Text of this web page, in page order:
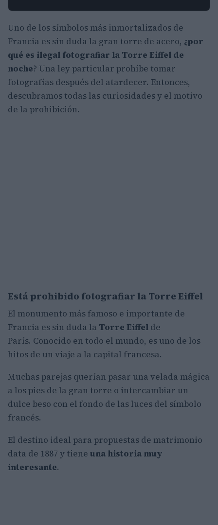
Uno de los símbolos más inmortalizados de
Francia es sin duda la gran torre de acero, ¿por
qué es ilegal fotografiar la Torre Eiffel de
noche? Una ley particular prohíbe tomar
fotografías después del atardecer. Entonces,
descubramos todas las curiosidades y el motivo
de la prohibición.
Está prohibido fotografiar la Torre Eiffel
El monumento más famoso e importante de
Francia es sin duda la Torre Eiffel de
París. Conocido en todo el mundo, es uno de los
hitos de un viaje a la capital francesa.
Muchas parejas querían pasar una velada mágica
a los pies de la gran torre o intercambiar un
dulce beso con el fondo de las luces del símbolo
francés.
El destino ideal para propuestas de matrimonio
data de 1887 y tiene una historia muy
interesante.